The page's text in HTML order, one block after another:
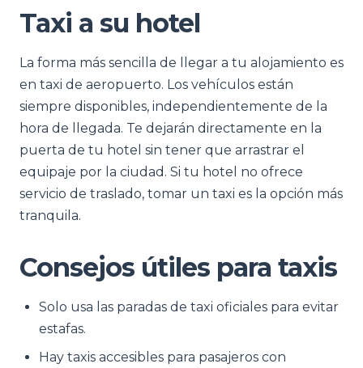
Taxi a su hotel
La forma más sencilla de llegar a tu alojamiento es
en taxi de aeropuerto. Los vehículos están
siempre disponibles, independientemente de la
hora de llegada. Te dejarán directamente en la
puerta de tu hotel sin tener que arrastrar el
equipaje por la ciudad. Si tu hotel no ofrece
servicio de traslado, tomar un taxi es la opción más
tranquila.
Consejos útiles para taxis
Solo usa las paradas de taxi oficiales para evitar
estafas.
Hay taxis accesibles para pasajeros con